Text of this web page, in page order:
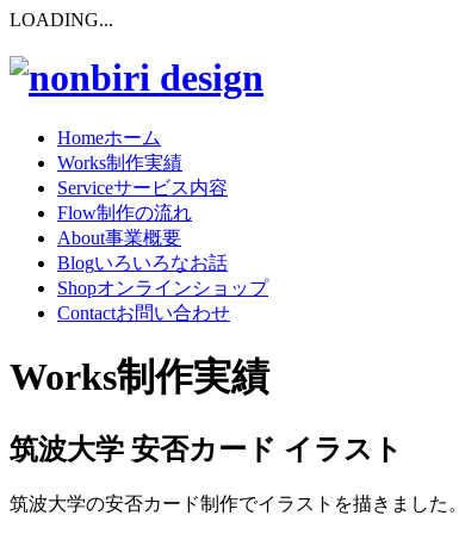
LOADING...
Homeホーム
Works制作実績
Serviceサービス内容
Flow制作の流れ
About事業概要
Blogいろいろなお話
Shopオンラインショップ
Contactお問い合わせ
Works制作実績
筑波大学 安否カード イラスト
筑波大学の安否カード制作でイラストを描きました。